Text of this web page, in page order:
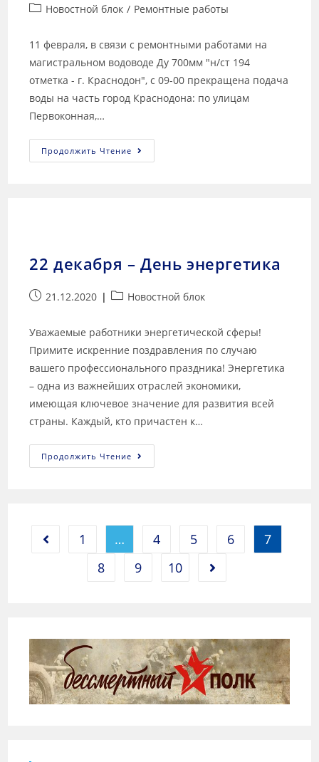
Новостной блок / Ремонтные работы
11 февраля, в связи с ремонтными работами на
магистральном водоводе Ду 700мм "н/ст 194
отметка - г. Краснодон", с 09-00 прекращена подача
воды на часть город Краснодона: по улицам
Первоконная,…
Продолжить Чтение
22 декабря – День энергетика
21.12.2020 Новостной блок
Уважаемые работники энергетической сферы!
Примите искренние поздравления по случаю
вашего профессионального праздника! Энергетика
– одна из важнейших отраслей экономики,
имеющая ключевое значение для развития всей
страны. Каждый, кто причастен к…
Продолжить Чтение
1 … 4 5 6
7
8
9 10